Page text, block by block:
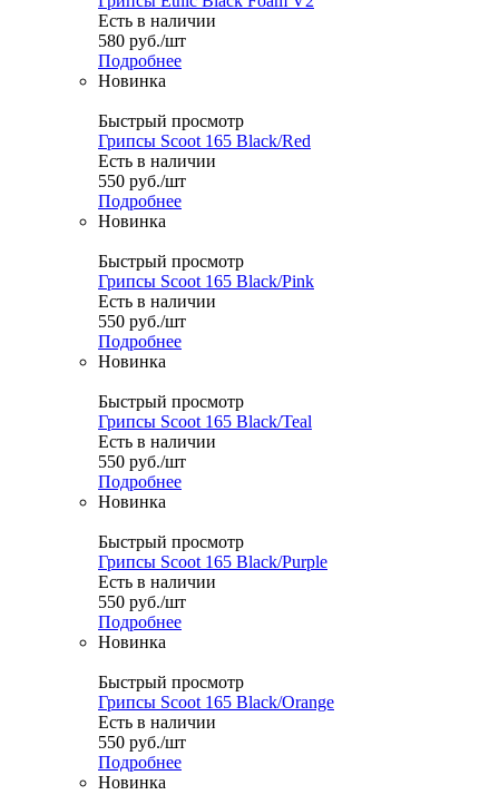
Есть в наличии
580 руб./шт
Подробнее
Новинка
Быстрый просмотр
Грипсы Scoot 165 Black/Red
Есть в наличии
550 руб./шт
Подробнее
Новинка
Быстрый просмотр
Грипсы Scoot 165 Black/Pink
Есть в наличии
550 руб./шт
Подробнее
Новинка
Быстрый просмотр
Грипсы Scoot 165 Black/Teal
Есть в наличии
550 руб./шт
Подробнее
Новинка
Быстрый просмотр
Грипсы Scoot 165 Black/Purple
Есть в наличии
550 руб./шт
Подробнее
Новинка
Быстрый просмотр
Грипсы Scoot 165 Black/Orange
Есть в наличии
550 руб./шт
Подробнее
Новинка